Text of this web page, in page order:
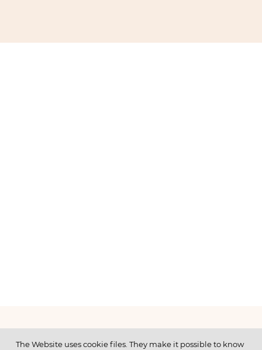
МЕНЮ
The Website uses cookie files. They make it possible to know